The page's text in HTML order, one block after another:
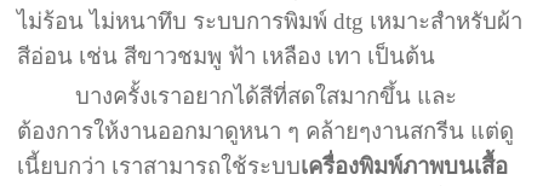
ไม่ร้อน ไม่หนาทึบ ระบบการพิมพ์ dtg เหมาะสำหรับผ้า
สีอ่อน เช่น สีขาวชมพู ฟ้า เหลือง เทา เป็นต้น
บางครั้งเราอยากได้สีที่สดใสมากขึ้น และ
ต้องการให้งานออกมาดูหนา ๆ คล้ายๆงานสกรีน แต่ดู
เนี้ยบกว่า เราสามารถใช้ระบบเครื่องพิมพ์ภาพบนเสื้อ